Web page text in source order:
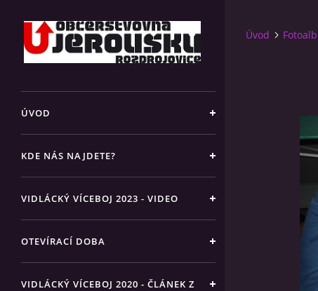
ÚVOD
KDE NÁS NAJDETE?
VIDLÁCKÝ VÍCEBOJ 2023 - VIDEO
OTEVÍRACÍ DOBA
VIDLÁCKÝ VÍCEBOJ 2020 - ČLÁNEK Z
Úvod